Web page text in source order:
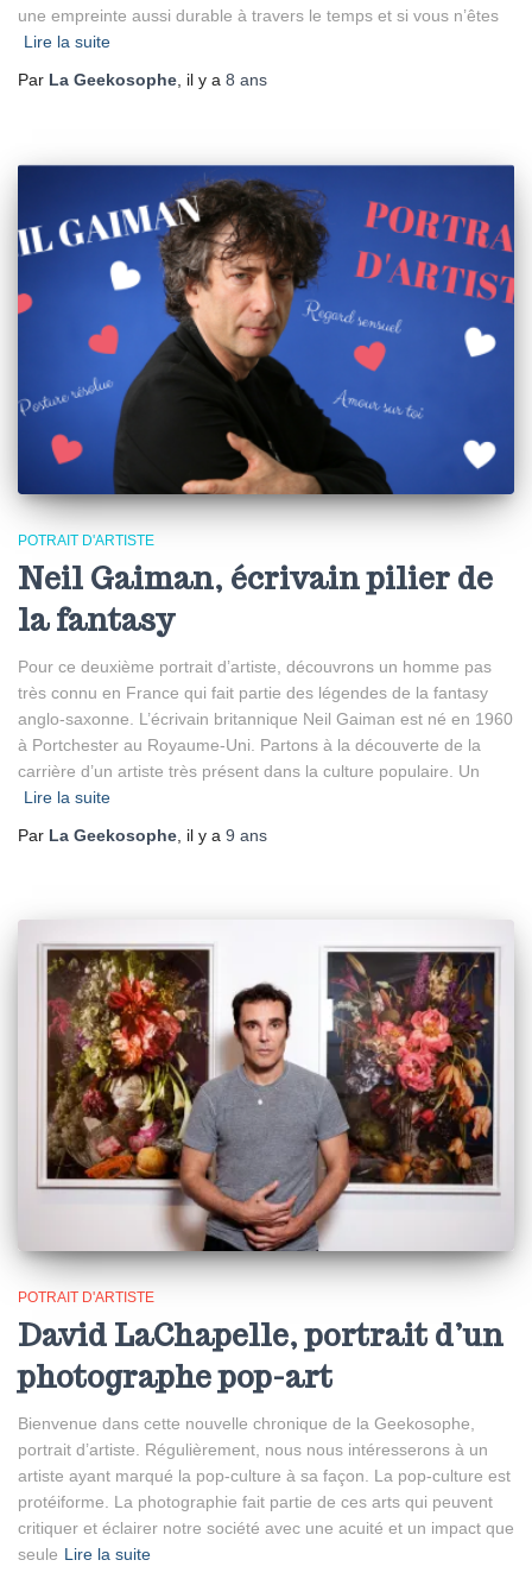
une empreinte aussi durable à travers le temps et si vous n’êtes
Lire la suite
Par La Geekosophe , il y a 8 ans
POTRAIT D'ARTISTE
Neil Gaiman, écrivain pilier de
la fantasy
Pour ce deuxième portrait d’artiste, découvrons un homme pas
très connu en France qui fait partie des légendes de la fantasy
anglo-saxonne. L’écrivain britannique Neil Gaiman est né en 1960
à Portchester au Royaume-Uni. Partons à la découverte de la
carrière d’un artiste très présent dans la culture populaire. Un
Lire la suite
Par La Geekosophe, il y a 9 ans
POTRAIT D'ARTISTE
David LaChapelle, portrait d’un
photographe pop-art
Bienvenue dans cette nouvelle chronique de la Geekosophe,
portrait d’artiste. Régulièrement, nous nous intéresserons à un
artiste ayant marqué la pop-culture à sa façon. La pop-culture est
protéiforme. La photographie fait partie de ces arts qui peuvent
critiquer et éclairer notre société avec une acuité et un impact que
seule Lire la suite